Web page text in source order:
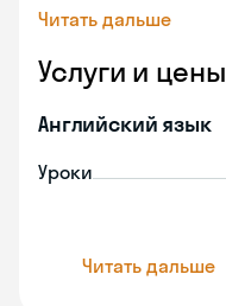
Читать дальше
Услуги и цены
Английский язык
Уроки
Читать дальше